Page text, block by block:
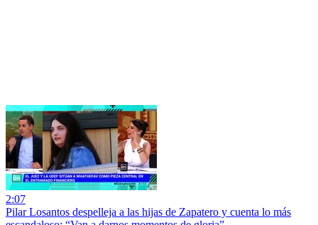
2:07
Pilar Losantos despelleja a las hijas de Zapatero y cuenta lo más